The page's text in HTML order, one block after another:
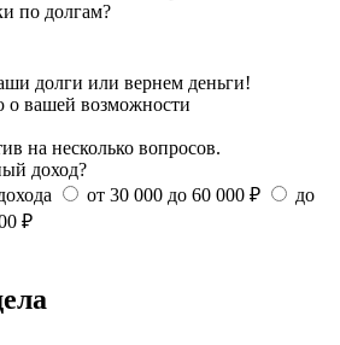
по долгам?
долги или вернем деньги!
вашей возможности
на несколько вопросов.
доход?
от 30 000 до 60 000 ₽
до
₽